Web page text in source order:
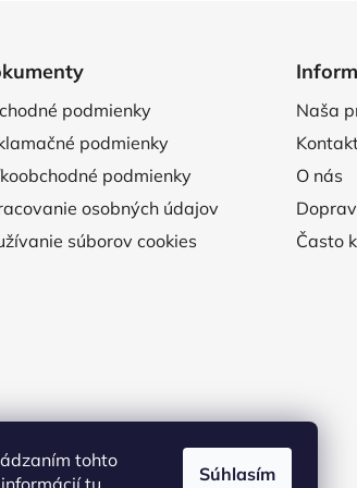
tohto
tu Súhlasím
podmienky
podmienky
podmienky
osobných údajov
súborov cookies
Naša
O nás
Často